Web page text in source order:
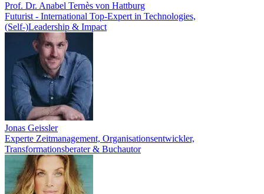
Prof. Dr. Anabel Ternès von Hattburg
Futurist - International Top-Expert in Technologies,
(Self-)Leadership & Impact
Jonas Geissler
Experte Zeitmanagement, Organisationsentwickler,
Transformationsberater & Buchautor